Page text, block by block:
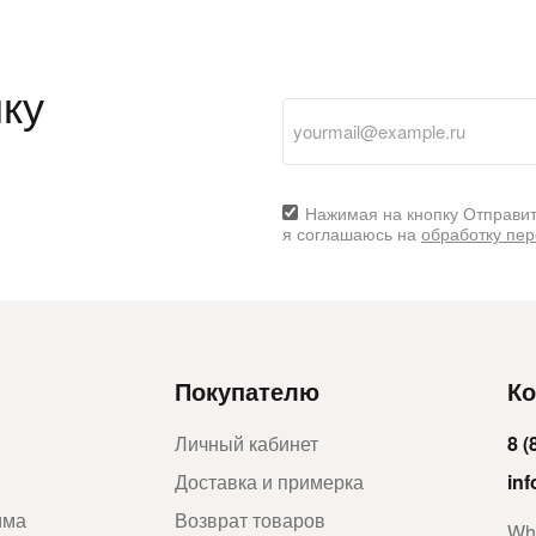
Нажимая на кнопку
я соглашаюсь на обработку
Покупателю
Личный кабинет
Доставка и примерка
Возврат товаров
8
раз в 2 недели